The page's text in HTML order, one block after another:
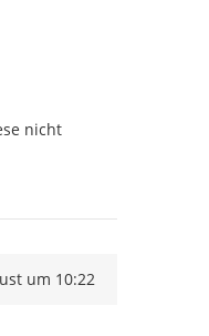
nicht
des Erstellens
des Erstellens
um 10:22Zur Äußerung